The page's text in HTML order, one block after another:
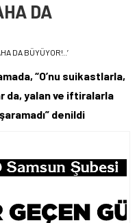
EN BÜYÜK HATALAR
DA
DA BÜYÜYOR!..’
“O’nu suikastlarla,
da, yalan ve iftiralarla
denildi